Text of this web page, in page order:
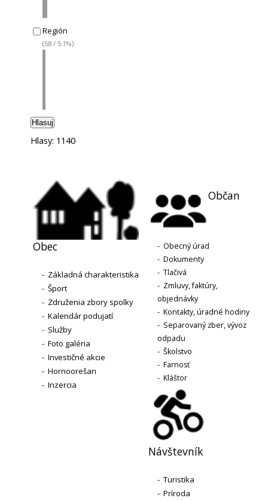
Región
(58 / 5.1%)
Hlasuj
Hlasy: 1140
Obec
- Základná charakteristika
- Šport
- Združenia zbory spolky
- Kalendár podujatí
- Služby
- Foto galéria
- Investičné akcie
- Hornoorešan
- Inzercia
Občan
- Obecný úrad
-Dokumenty
-Tlačivá
- Zmluvy, faktúry,
objednávky
-Kontakty, úradné hodiny
- Separovaný zber, vývoz
odpadu
-Školstvo
-Farnosť
-Kláštor
Návštevník
-Turistika
-Príroda